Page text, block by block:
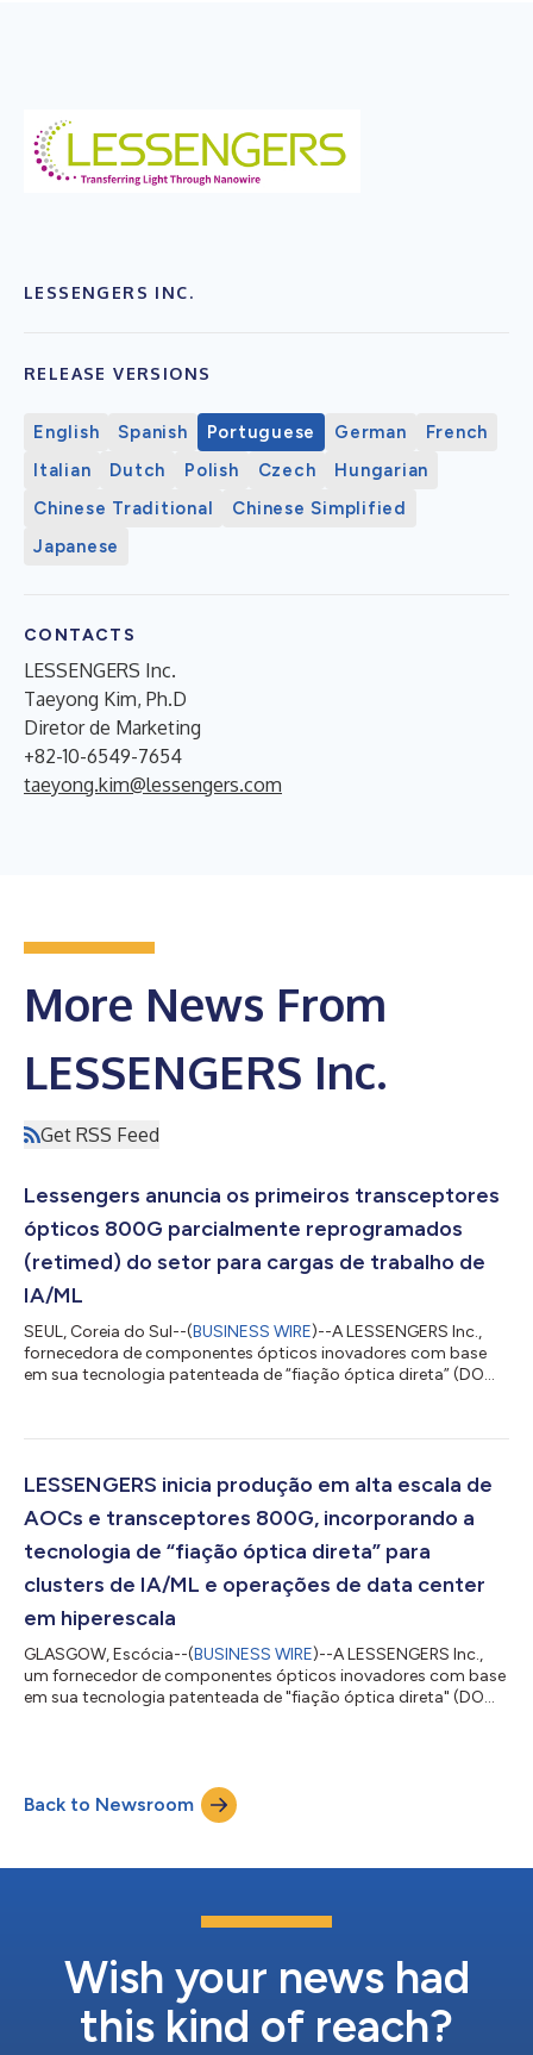
LESSENGERS INC.
RELEASE VERSIONS
English Spanish Portuguese German
French
Italian
Dutch Polish Czech
Hungarian
Chinese Traditional
Chinese Simplified
Japanese
CONTACTS
LESSENGERS Inc.
Taeyong Kim, Ph.D
Diretor de Marketing
+82-10-6549-7654
taeyong.kim@lessengers.com
More News From
LESSENGERS Inc.
Get RSS Feed
Lessengers anuncia os primeiros transceptores
ópticos 800G parcialmente reprogramados
(retimed) do setor para cargas de trabalho de
IA/ML
SEUL, Coreia do Sul--(BUSINESS WIRE)--A LESSENGERS Inc.,
fornecedora de componentes ópticos inovadores com base
em sua tecnologia patenteada de “fiação óptica direta” (DOW),
de hiperescala. A Lessengers está adicionando capacidade
transceptores 800G, que em um produto envolve um chip DSP
integrado no lado do transmissor. Essa capa...
LESSENGERS inicia produção em alta escala de
AOCs e transceptores 800G, incorporando a
tecnologia de “fiação óptica direta” para
clusters de IA/ML e operações de data center
em hiperescala
GLASGOW, Escócia--(BUSINESS WIRE)--A LESSENGERS Inc.,
um fornecedor de componentes ópticos inovadores com base
em sua tecnologia patenteada de "fiação óptica direta" (DOW),
clientes. O DOW é uma tecnologia de guia de onda revestida de
ar à base de polímero que é particularmente útil para
interconexões ópticas em data centers e em a...
Back to Newsroom
Wish your news had
this kind of reach?